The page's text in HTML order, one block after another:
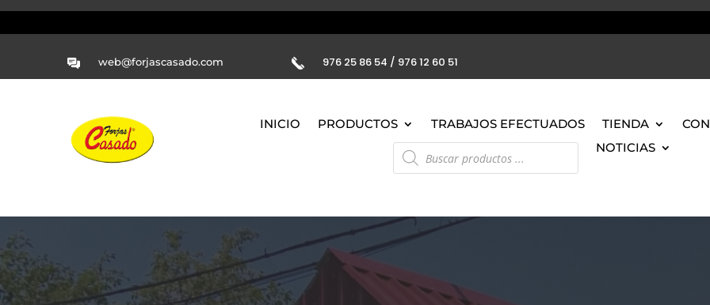
web@forjascasado.com 976 25 86 54 / 976 12 60 51
INICIO PRODUCTOS TRABAJOS EFECTUADOS TIENDA
Búsqueda
de
productos
NOTICIAS